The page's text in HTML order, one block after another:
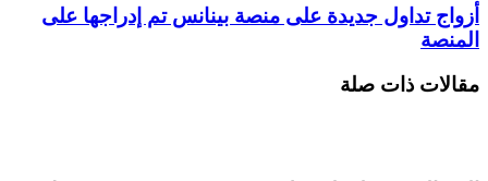
خطوة
كبيرة
نحو
اعتماد
العملة
أزواج
تداول
جديدة
على
منصة
أزواج تداول جديدة على منصة بينانس تم إدراجها على
المنصة
مقالات ذات صلة